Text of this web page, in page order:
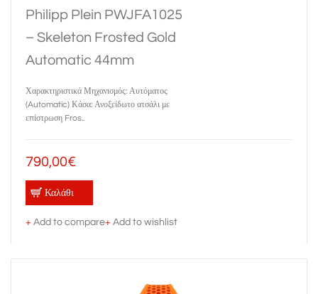
Philipp Plein PWJFA1025
– Skeleton Frosted Gold
Automatic 44mm
Χαρακτηριστικά Μηχανισμός: Αυτόματος
(Automatic) Κάσα: Ανοξείδωτο ατσάλι με
επίστρωση Fros..
790,00€
Καλάθι
+ Add to compare+ Add to wishlist